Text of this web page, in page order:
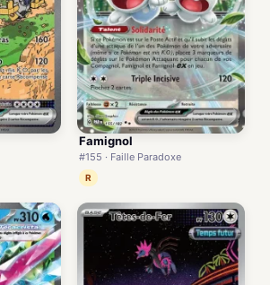
Famignol
#155 · Faille Paradoxe
R